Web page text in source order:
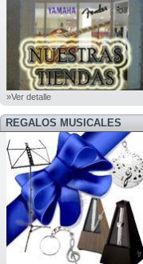
»Ver detalle
REGALOS MUSICALES